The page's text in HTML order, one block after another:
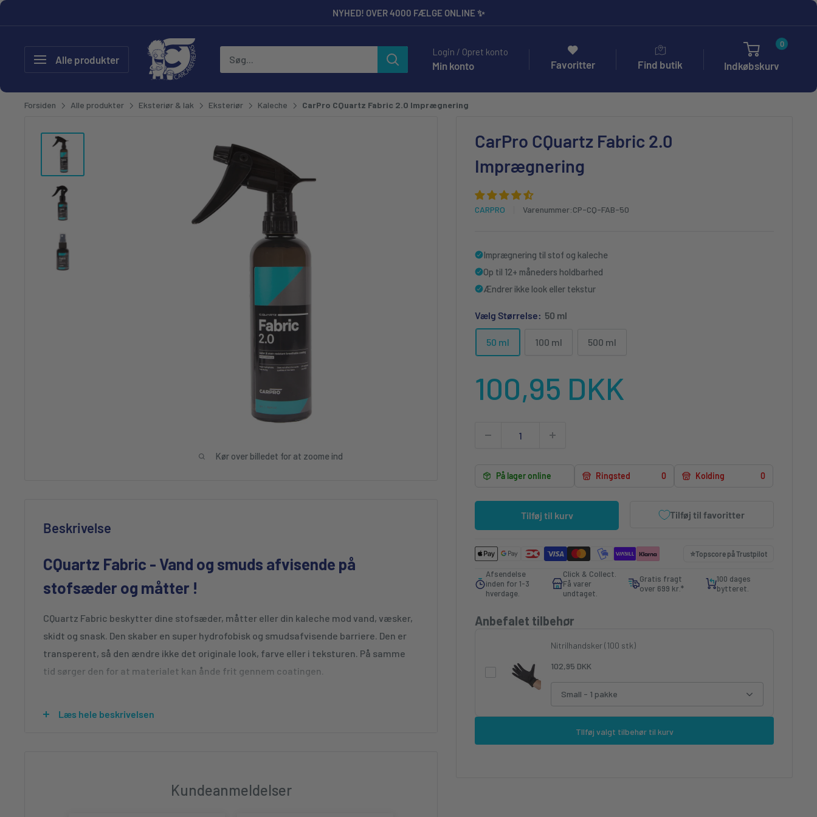
Gå til NYHED! OVER 4000 FÆLGE ONLINE ✨
Alle produkter
CarCare Freaks - Bilpleje & Tilbehør til Entusiaster og Professionelle.Login / Opret konto
Min konto Favoritter Find butik
0
Indkøbskurv
Forsiden Alle produkter Eksteriør & lak Eksteriør Kaleche CarPro CQuartz Fabric 2.0 Imprægnering
Kør over billedet for at zoome ind
CarPro CQuartz Fabric 2.0
Imprægnering
CARPRO Varenummer:CP-CQ-FAB-50
Imprægnering til stof og kaleche
Op til 12+ måneders holdbarhed
Ændrer ikke look eller tekstur
Vælg Størrelse: 50 ml
50 ml 100 ml 500 ml
Udsalgspris
100,95 DKK
På lager online Ringsted 0 Kolding 0
Tilføj til kurv Tilføj til favoritter
⭐️Topscore påTrustpilot
Afsendelse
inden for 1-3
hverdage.
Click & Collect.
Få varer
undtaget.
Gratis fragt
over 699 kr.*
100 dages
bytteret.
Anbefalet tilbehør
Nitrilhandsker (100 stk)
102,95 DKK
Small - 1 pakke
TIlføj valgt tilbehør til kurv
Beskrivelse
CQuartz Fabric - Vand og smuds afvisende på
stofsæder og måtter !
CQuartz Fabric beskytter dine stofsæder, måtter eller din kaleche mod vand, væsker,
skidt og snask. Den skaber en super hydrofobisk og smudsafvisende barriere. Den er
transperent, så den ændre ikke det originale look, farve eller i teksturen. På samme
tid sørger den for at materialet kan ånde frit gennem coatingen.
Coating til alle typer stof... Og din kaleche !
Læs hele beskrivelsen
Kundeanmeldelser